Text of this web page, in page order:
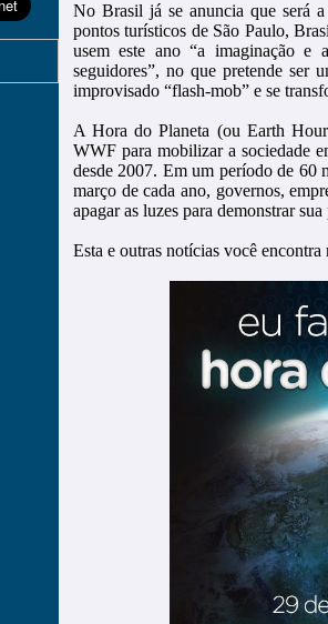
No Brasil já se anuncia que será
pontos turísticos de São Paulo,
usem este ano “a imaginação e
seguidores”, no que pretende ser
improvisado “flash-mob” e se
A Hora do Planeta (ou Earth
WWF para mobilizar a sociedade
desde 2007. Em um período de 60
março de cada ano, governos,
apagar as luzes para demonstrar
Esta e outras notícias você